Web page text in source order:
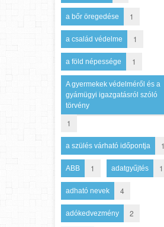
a bőr öregedése 1
a család védelme 1
a föld népessége 1
A gyermekek védelméről és a
gyámügyi igazgatásról szóló
törvény
1
a szülés várható időpontja 1
ABB 1 adatgyűjtés 1
adható nevek 4
adókedvezmény 2